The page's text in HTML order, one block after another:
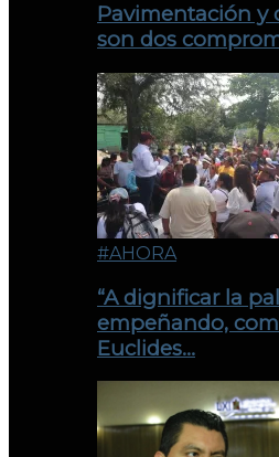
Pavimentación y
son dos
#AHORA
“A dignificar la
empeñando,
Euclides…